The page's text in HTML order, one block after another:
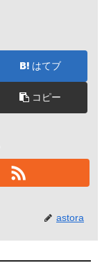
はてブ
コピー
astora